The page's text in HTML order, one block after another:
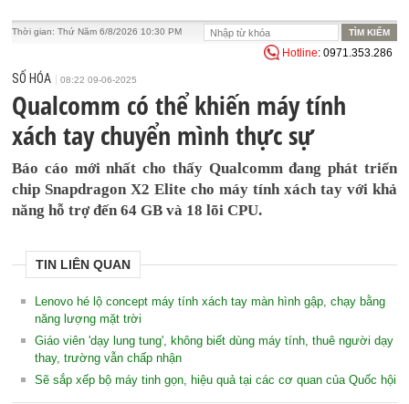
Thời gian:Thứ Năm 6/8/2026 10:30 PM
Hotline: 0971.353.286
SỐ HÓA 08:22 09-06-2025
Qualcomm có thể khiến máy tính
xách tay chuyển mình thực sự
Báo cáo mới nhất cho thấy Qualcomm đang phát triển
chip Snapdragon X2 Elite cho máy tính xách tay với khả
năng hỗ trợ đến 64 GB và 18 lõi CPU.
TIN LIÊN QUAN
Lenovo hé lộ concept máy tính xách tay màn hình gập, chạy bằng
năng lượng mặt trời
Giáo viên 'dạy lung tung', không biết dùng máy tính, thuê người dạy
thay, trường vẫn chấp nhận
Sẽ sắp xếp bộ máy tinh gọn, hiệu quả tại các cơ quan của Quốc hội